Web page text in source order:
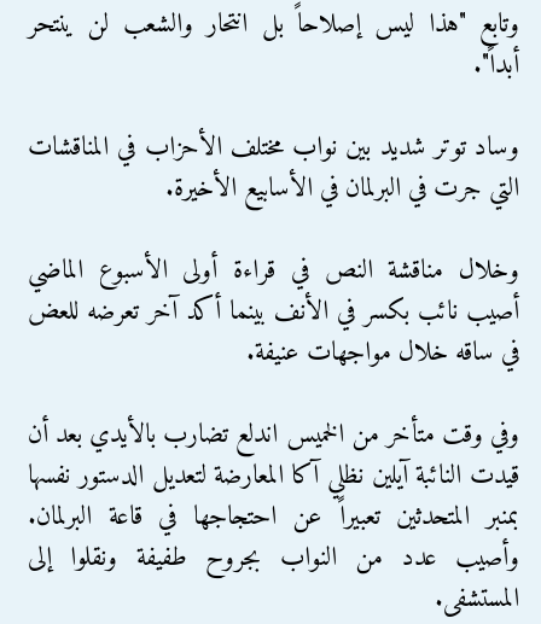
وتابع "هذا ليس إصلاحاً بل انتحار والشعب لن ينتحر
أبداً".
وساد توتر شديد بين نواب مختلف الأحزاب في المناقشات
التي جرت في البرلمان في الأسابيع الأخيرة.
وخلال مناقشة النص في قراءة أولى الأسبوع الماضي
أصيب نائب بكسر في الأنف بينما أكد آخر تعرضه للعض
في ساقه خلال مواجهات عنيفة.
وفي وقت متأخر من الخميس اندلع تضارب بالأيدي بعد أن
قيدت النائبة آيلين نظلي آكا المعارضة لتعديل الدستور نفسها
بمنبر المتحدثين تعبيراً عن احتجاجها في قاعة البرلمان.
وأصيب عدد من النواب بجروح طفيفة ونقلوا إلى
المستشفى.